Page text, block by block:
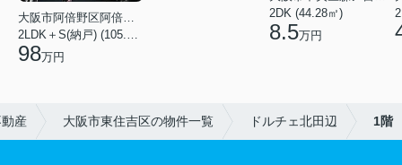
大阪市阿倍野区阿倍野筋１丁目
2LDK＋S(納戸) (105.43㎡)
98万円
2DK (44.28㎡)
8.5万円
産 大阪市東住吉区の物件一覧 ドルチェ北田辺 1階